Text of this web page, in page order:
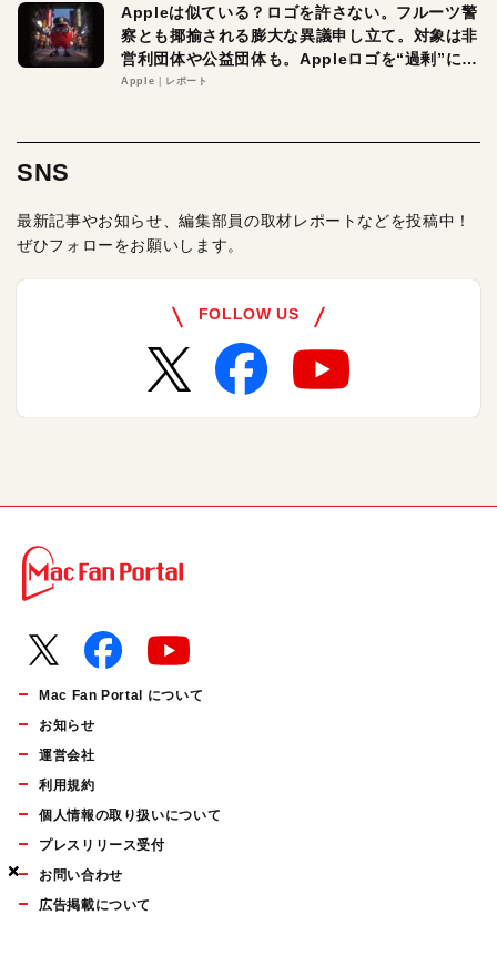
×
×
×
Appleは似ている？ロゴを許さない。フルーツ警
察とも揶揄される膨大な異議申し立て。対象は非
営利団体や公益団体も。Appleロゴを“過剰”に守
る理由とは
Apple レポート
SNS
最新記事やお知らせ、編集部員の取材レポートなどを投稿中！
ぜひフォローをお願いします。
FOLLOW US
Mac Fan Portal について
お知らせ
運営会社
利用規約
個人情報の取り扱いについて
プレスリリース受付
お問い合わせ
広告掲載について